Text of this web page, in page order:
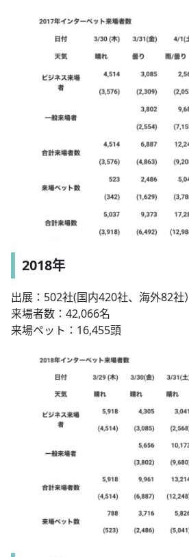
2018年
出展：502社(国内420社、海外82社）
来場者数：42,066名
来場ペット：16,455頭